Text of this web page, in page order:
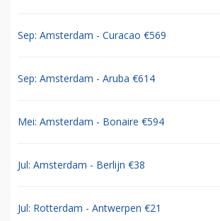
Sep: Amsterdam - Curacao €569
Sep: Amsterdam - Aruba €614
Mei: Amsterdam - Bonaire €594
Jul: Amsterdam - Berlijn €38
Jul: Rotterdam - Antwerpen €21